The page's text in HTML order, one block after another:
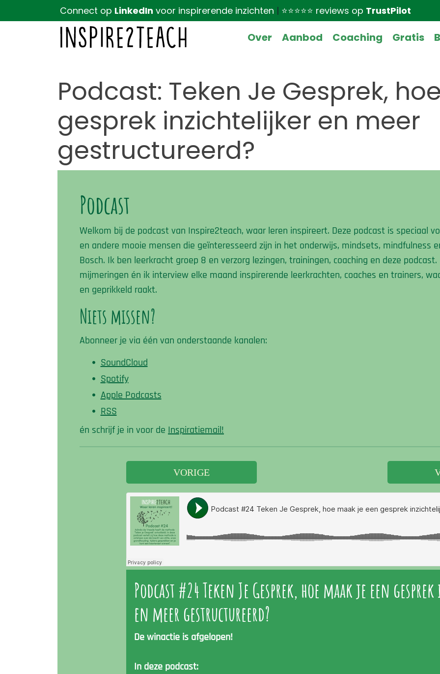
Connect op LinkedIn voor inspirerende inzichten | ⭐⭐⭐⭐⭐ reviews op TrustPilot
Over Aanbod Coaching Gratis
Podcast: Teken Je Gesprek,
gesprek inzichtelijker en meer
gestructureerd?
Podcast
Welkom bij de podcast van Inspire2teach, waar leren inspireert. Deze podcast is speciaal
en andere mooie mensen die geïnteresseerd zijn in het onderwijs, mindsets, mindfulness
Bosch. Ik ben leerkracht groep 8 en verzorg lezingen, trainingen, coaching en deze
mijmeringen én ik interview elke maand inspirerende leerkrachten, coaches en trainers,
en geprikkeld raakt.
Niets missen?
Abonneer je via één van onderstaande kanalen:
SoundCloud
Spotify
Apple Podcasts
RSS
én schrijf je in voor de Inspiratiemail!
VORIGE
Podcast #24 Teken Je Gesprek, hoe maak je een
en meer gestructureerd?
De winactie is afgelopen!
In deze podcast: